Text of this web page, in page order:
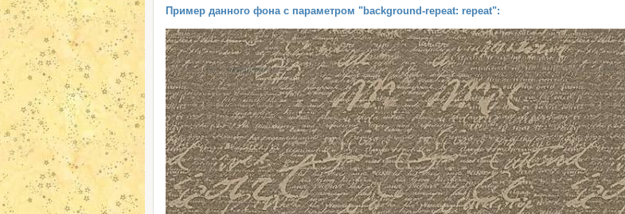
Пример данного фона с параметром "background-repeat: repeat":